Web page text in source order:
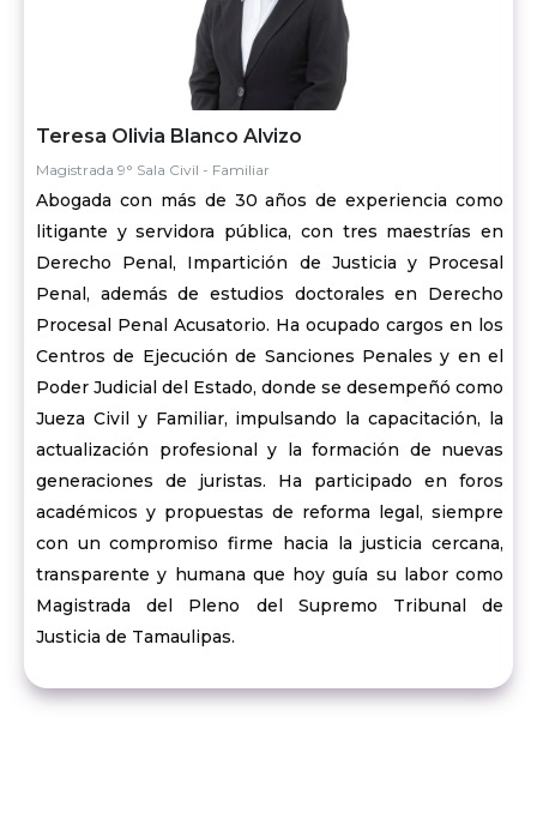
Teresa Olivia Blanco Alvizo
Magistrada 9° Sala Civil - Familiar
Abogada con más de 30 años de experiencia como
litigante y servidora pública, con tres maestrías en
Derecho Penal, Impartición de Justicia y Procesal
Penal, además de estudios doctorales en Derecho
Procesal Penal Acusatorio. Ha ocupado cargos en los
Centros de Ejecución de Sanciones Penales y en el
Poder Judicial del Estado, donde se desempeñó como
Jueza Civil y Familiar, impulsando la capacitación, la
actualización profesional y la formación de nuevas
generaciones de juristas. Ha participado en foros
académicos y propuestas de reforma legal, siempre
con un compromiso firme hacia la justicia cercana,
transparente y humana que hoy guía su labor como
Magistrada del Pleno del Supremo Tribunal de
Justicia de Tamaulipas.